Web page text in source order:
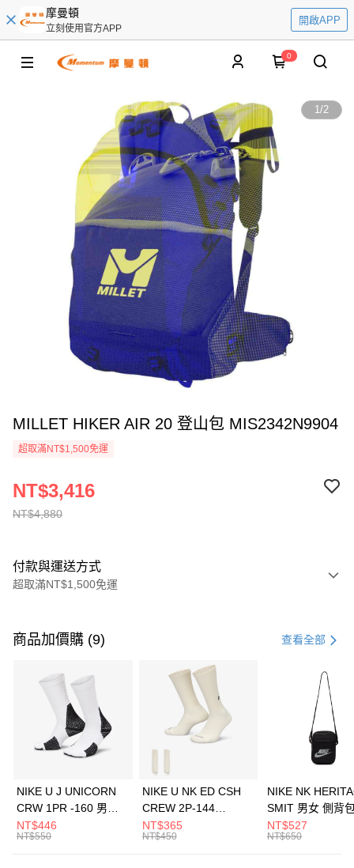
摩曼頓
立刻使用官方APP
開啟APP
0
1/2
MILLET HIKER AIR 20 登山包 MIS2342N9904
超取滿NT$1,500免運
NT$4,880
NT$3,416
付款與運送方式
超取滿NT$1,500免運
信用卡一次付款
3 期 0 利率 每期 21家銀行
合作金庫商業銀行
第一商業銀行
華南商業銀行
彰化商業銀行
上海商業儲蓄銀行
元大商業銀行
Apple Pay
全盈+PAY
AFTEE先享後付
商品加價購 (9) 查看全部
NIKE U J UNICORN
CRW 1PR -160 男女
中統襪 FZ3393100
NT$446
NT$550
NIKE U NK ED CSH
CREW 2P-144
EMBRDY 男女 短統襪
FZ3073133
NT$365
NT$450
NIKE NK
SMIT 男女 側背
BA5871010
NT$527
NT$650